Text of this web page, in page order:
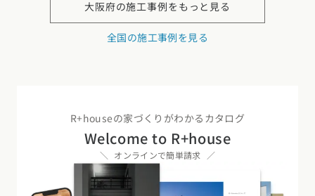
大阪府の施工事例をもっと見る
全国の施工事例を見る
R+houseの家づくりがわかるカタログ
Welcome to R+house
オンラインで簡単請求